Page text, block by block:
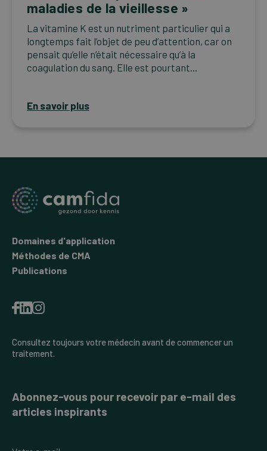
maladies de la vieillesse »
La vitamine K est un nutriment particulier qui a
longtemps fait l’objet de peu d’attention, car on
pensait qu’elle n’était nécessaire qu’à la
coagulation du sang. Elle est pourtant...
En savoir plus
Domaines d'application
Méthodes de CMA
Publications
Consultez toujours votre médecin avant de commencer un
traitement.
Abonnez-vous pour recevoir par e-mail des
articles inspirants